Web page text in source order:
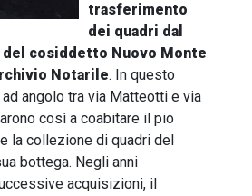
trasferimento
dei quadri dal
del cosiddetto Nuovo Monte
Notarile. In questo
angolo tra via Matteotti e via
così a coabitare il pio
la collezione di quadri del
bottega. Negli anni
acquisizioni, il